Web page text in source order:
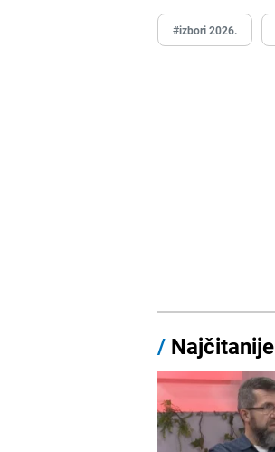
#izbori 2026.
/ Najčitanije